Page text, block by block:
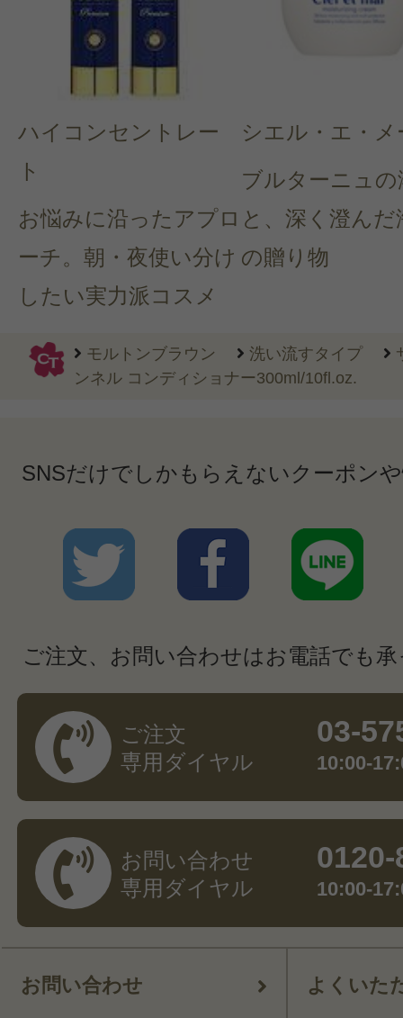
ハイコンセントレー
ト
お悩みに沿ったアプロ
ーチ。朝・夜使い分け
したい実力派コスメ
シエル・エ・メ
ブルターニュの
と、深く澄んだ
の贈り物
モルトンブラウン 洗い流すタイプ
ンネル コンディショナー300ml/10fl.oz.
SNSだけでしかもらえないクーポン
ご注文、お問い合わせはお電話でも
ご注文
専用ダイヤル
03-
10:00-
お問い合わせ
専用ダイヤル
10:00-
お問い合わせ よくいた